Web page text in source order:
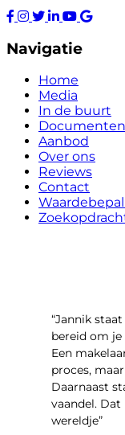
Navigatie
Home
Media
In de buurt
Documenten
Aanbod
Over ons
Reviews
Contact
“Jannik
bereid om je
Een
proces,
Daarnaast
vaandel.
wereldje”